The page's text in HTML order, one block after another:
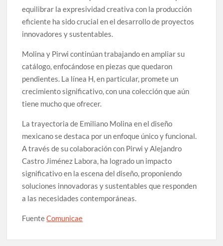
equilibrar la expresividad creativa con la producción
eficiente ha sido crucial en el desarrollo de proyectos
innovadores y sustentables.
Molina y Pirwi continúan trabajando en ampliar su
catálogo, enfocándose en piezas que quedaron
pendientes. La línea H, en particular, promete un
crecimiento significativo, con una colección que aún
tiene mucho que ofrecer.
La trayectoria de Emiliano Molina en el diseño
mexicano se destaca por un enfoque único y funcional.
A través de su colaboración con Pirwi y Alejandro
Castro Jiménez Labora, ha logrado un impacto
significativo en la escena del diseño, proponiendo
soluciones innovadoras y sustentables que responden
a las necesidades contemporáneas.
FuenteComunicae